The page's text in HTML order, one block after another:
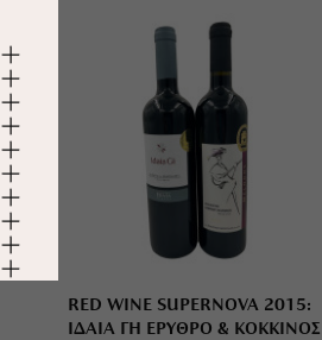
RED WINE SUPERNOVA 2015:
ΙΔΑΙΑ ΓΗ ΕΡΥΘΡΟ & ΚΟΚΚΙΝΟΣ